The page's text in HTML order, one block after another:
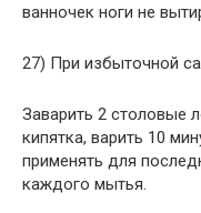
ванночек ноги не
27) При избыточной
Заварить 2 столовые
кипятка, варить 10
применять для
каждого мытья.